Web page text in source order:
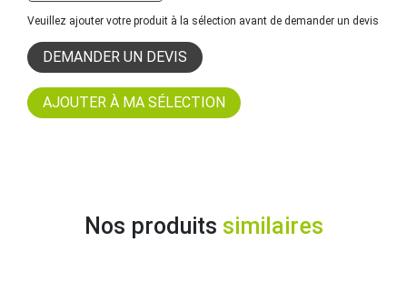
Veuillez ajouter votre produit à la sélection avant de demander un devis
DEMANDER UN DEVIS
Nos produits similaires